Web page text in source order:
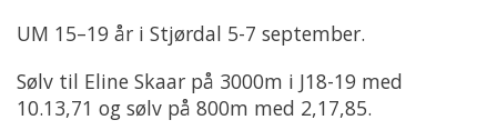
UM 15–19 år i Stjørdal 5-7 september.
Sølv til Eline Skaar på 3000m i J18-19 med
10.13,71 og sølv på 800m med 2,17,85.